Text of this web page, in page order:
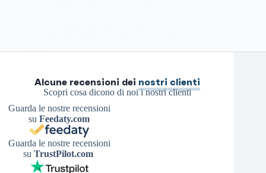
Alcune recensioni dei nostri clienti
Scopri cosa dicono di noi i nostri clienti
Guarda le nostre recensioni
suFeedaty.com
Guarda le nostre recensioni
su TrustPilot.com